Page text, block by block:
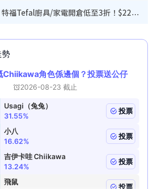
廚具開倉｜特福Tefal廚具/家電開倉低至3折！$220起買平底鍋/炒鑊/湯煲！電飯煲/吸塵機/燙斗$418起